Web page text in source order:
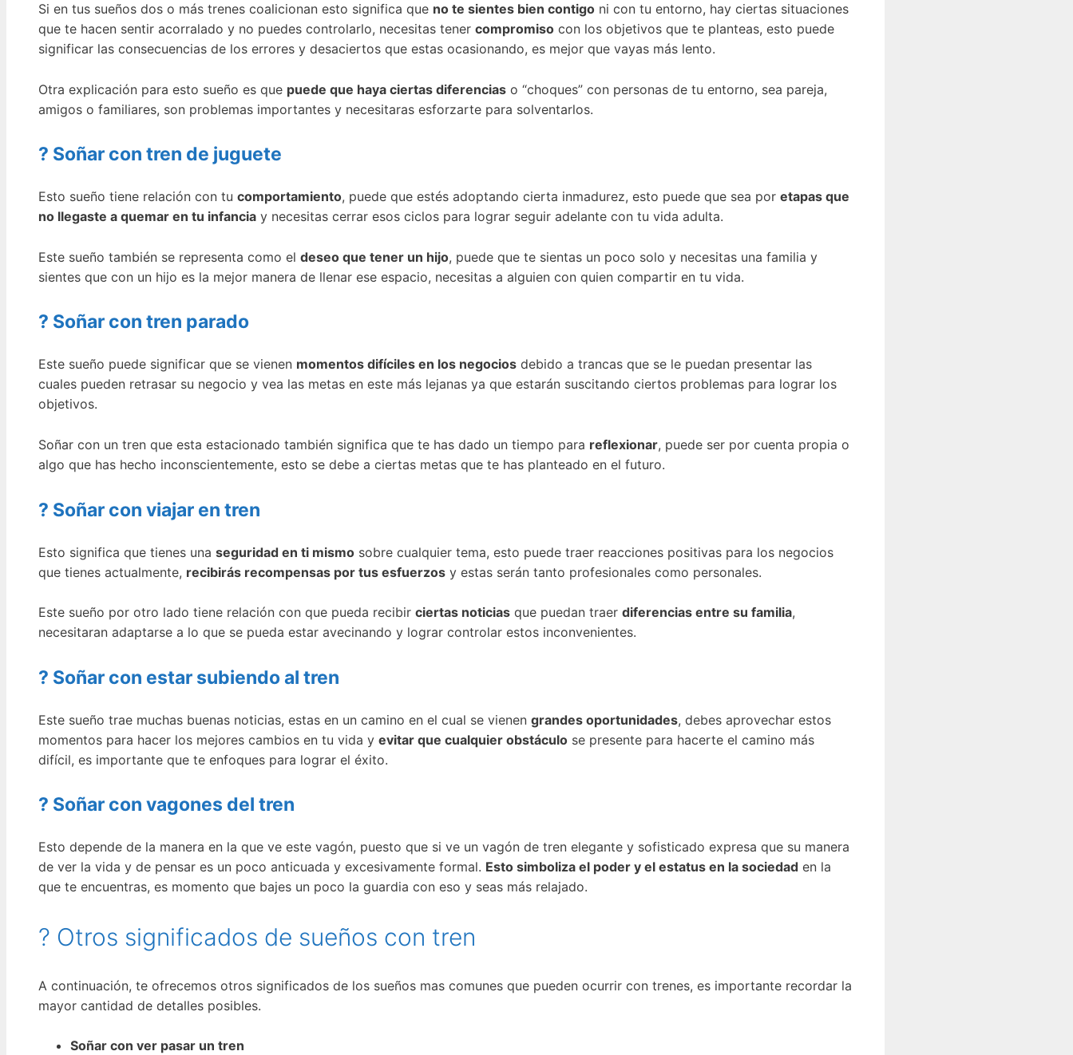
Si en tus sueños dos o más trenes coalicionan esto significa que no te sientes bien contigo ni con tu entorno, hay ciertas situaciones
que te hacen sentir acorralado y no puedes controlarlo, necesitas tener compromiso con los objetivos que te planteas, esto puede
significar las consecuencias de los errores y desaciertos que estas ocasionando, es mejor que vayas más lento.
Otra explicación para esto sueño es que puede que haya ciertas diferencias o “choques” con personas de tu entorno, sea pareja,
amigos o familiares, son problemas importantes y necesitaras esforzarte para solventarlos.
? Soñar con tren de juguete
Esto sueño tiene relación con tu comportamiento, puede que estés adoptando cierta inmadurez, esto puede que sea por etapas que
no llegaste a quemar en tu infancia y necesitas cerrar esos ciclos para lograr seguir adelante con tu vida adulta.
Este sueño también se representa como el deseo que tener un hijo, puede que te sientas un poco solo y necesitas una familia y
sientes que con un hijo es la mejor manera de llenar ese espacio, necesitas a alguien con quien compartir en tu vida.
? Soñar con tren parado
Este sueño puede significar que se vienen momentos difíciles en los negocios debido a trancas que se le puedan presentar las
cuales pueden retrasar su negocio y vea las metas en este más lejanas ya que estarán suscitando ciertos problemas para lograr los
objetivos.
Soñar con un tren que esta estacionado también significa que te has dado un tiempo para reflexionar, puede ser por cuenta propia o
algo que has hecho inconscientemente, esto se debe a ciertas metas que te has planteado en el futuro.
? Soñar con viajar en tren
Esto significa que tienes una seguridad en ti mismo sobre cualquier tema, esto puede traer reacciones positivas para los negocios
que tienes actualmente, recibirás recompensas por tus esfuerzos y estas serán tanto profesionales como personales.
Este sueño por otro lado tiene relación con que pueda recibir ciertas noticias que puedan traer diferencias entre su familia,
necesitaran adaptarse a lo que se pueda estar avecinando y lograr controlar estos inconvenientes.
? Soñar con estar subiendo al tren
Este sueño trae muchas buenas noticias, estas en un camino en el cual se vienen grandes oportunidades, debes aprovechar estos
momentos para hacer los mejores cambios en tu vida y evitar que cualquier obstáculo se presente para hacerte el camino más
difícil, es importante que te enfoques para lograr el éxito.
? Soñar con vagones del tren
Esto depende de la manera en la que ve este vagón, puesto que si ve un vagón de tren elegante y sofisticado expresa que su manera
de ver la vida y de pensar es un poco anticuada y excesivamente formal. Esto simboliza el poder y el estatus en la sociedad en la
que te encuentras, es momento que bajes un poco la guardia con eso y seas más relajado.
? Otros significados de sueños con tren
A continuación, te ofrecemos otros significados de los sueños mas comunes que pueden ocurrir con trenes, es importante recordar la
mayor cantidad de detalles posibles.
Soñar con ver pasar un tren